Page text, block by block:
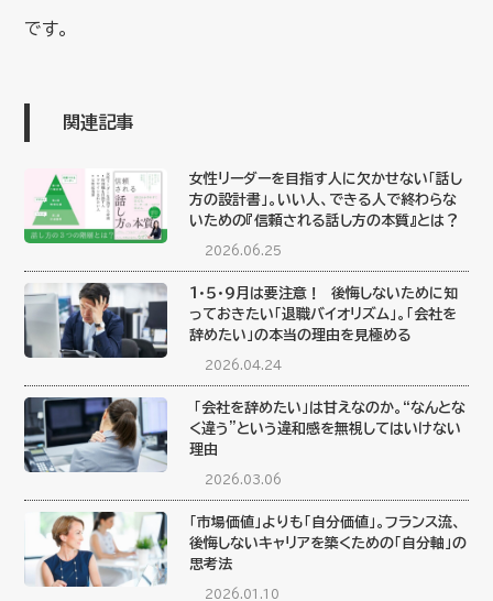
です。
関連記事
女性リーダーを目指す人に欠かせない「話し
方の設計書」。いい人、できる人で終わらな
いための『信頼される話し方の本質』とは？
2026.06.25
１・５・９月は要注意！ 後悔しないために知
っておきたい「退職バイオリズム」。「会社を
辞めたい」の本当の理由を見極める
2026.04.24
「会社を辞めたい」は甘えなのか。“なんとな
く違う”という違和感を無視してはいけない
理由
2026.03.06
「市場価値」よりも「自分価値」。フランス流、
後悔しないキャリアを築くための「自分軸」の
思考法
2026.01.10